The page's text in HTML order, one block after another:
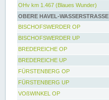
OHv km 1.467 (Blaues Wunder)
OBERE HAVEL-WASSERSTRASSE
BISCHOFSWERDER OP
BISCHOFSWERDER UP
BREDEREICHE OP
BREDEREICHE UP
FÜRSTENBERG OP
FÜRSTENBERG UP
VOßWINKEL OP